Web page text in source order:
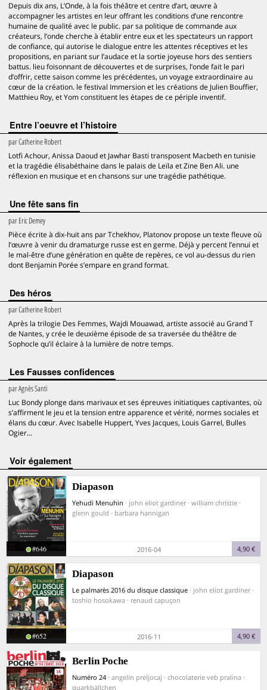
Depuis dix ans, L’Onde, à la fois théâtre et centre d’art, œuvre à
accompagner les artistes en leur offrant les conditions d’une rencontre
humaine de qualité avec le public. par sa politique de commande aux
créateurs, l’onde cherche à établir entre eux et les spectateurs un rapport
de confiance, qui autorise le dialogue entre les attentes réceptives et les
propositions, en pariant sur l’audace et la sortie joyeuse hors des sentiers
battus. lieu foisonnant de découvertes et de surprises, l’onde fait le pari
d’offrir, cette saison comme les précédentes, un voyage extraordinaire au
cœur de la création. le festival Immersion et les créations de Julien Bouffier,
Matthieu Roy, et Yom constituent les étapes de ce périple inventif.
Entre l’oeuvre et l’histoire
parCatherine Robert
Lotfi Achour, Anissa Daoud et Jawhar Basti transposent Macbeth en tunisie
et la tragédie élisabéthaine dans le palais de Leïla et Zine Ben Ali. une
réflexion en musique et en chansons sur une tragédie pathétique.
Une fête sans fin
parEric Demey
Pièce écrite à dix-huit ans par Tchekhov, Platonov propose un texte fleuve où
l’œuvre à venir du dramaturge russe est en germe. Déjà y percent l’ennui et
le mal-être d’une génération en quête de repères, ce vol au-dessus du rien
dont Benjamin Porée s’empare en grand format.
Des héros
parCatherine Robert
Après la trilogie Des Femmes, Wajdi Mouawad, artiste associé au Grand T
de Nantes, y crée le deuxième épisode de sa traversée du théâtre de
Sophocle qu’il éclaire à la lumière de notre temps.
Les Fausses confidences
parAgnès Santi
Luc Bondy plonge dans marivaux et ses épreuves initiatiques captivantes, où
s’affirment le jeu et la tension entre apparence et vérité, normes sociales et
élans du cœur. Avec Isabelle Huppert, Yves Jacques, Louis Garrel, Bulles
Ogier...
voir également
Diapason
Yehudi Menuhin · john eliot gardiner · william christie ·
glenn gould · barbara hannigan
#646 2016-04 4,90 €
Diapason
Le palmarès 2016 du disque classique · john eliot gardiner ·
toshio hosokawa · renaud capuçon
#652 2016-11 4,90 €
Berlin Poche
Numéro 24 · angelin preljocaj · chocolaterie veb pralina ·
quarkbällchen